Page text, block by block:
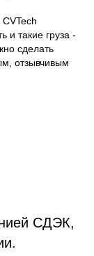
и такие груза -
сделать
отзывчивым
СДЭК,